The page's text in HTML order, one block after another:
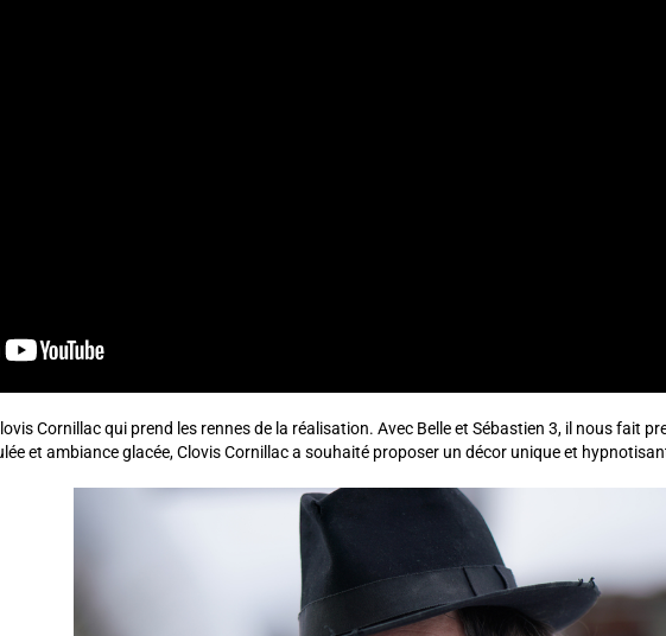
Cornillac qui prend les rennes de la réalisation. Avec Belle et Sébastien 3, il nous fait
et ambiance glacée, Clovis Cornillac a souhaité proposer un décor unique et